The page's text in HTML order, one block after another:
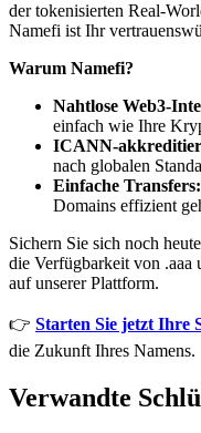
der tokenisierten Real-
Namefi ist Ihr
Warum Namefi?
Nahtlose Web3-
einfach wie Ihre
ICANN-
nach globalen
Einfache Transfers:
Domains effizient
Sichern Sie sich noch
die Verfügbarkeit von .aaa
auf unserer Plattform.
👉 Starten Sie jetzt Ihre
die Zukunft Ihres Namens.
Verwandte